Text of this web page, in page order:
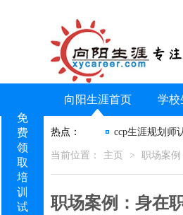
向阳生涯首页 学校
热点： ccp生涯规划师
当前位置： 主页 > 职场案例
职场案例：身在
免
费
领
取
培
训
试